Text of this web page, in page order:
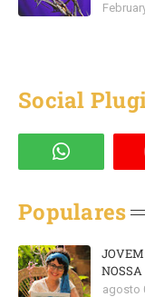
Social
Populares
JOVEM
agosto